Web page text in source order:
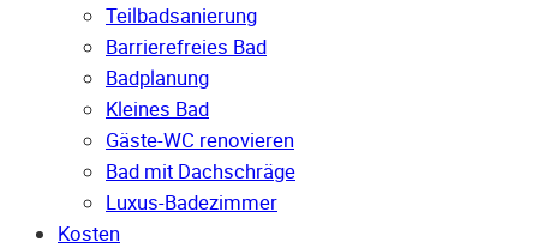
Teilbadsanierung
Barrierefreies Bad
Badplanung
Kleines Bad
Gäste-WC renovieren
Bad mit Dachschräge
Luxus-Badezimmer
Kosten